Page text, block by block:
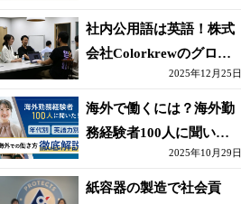
社内公用語は英語！株式
会社Colorkrewのグロー
バルかつ若手が輝く環境
2025年12月25日
海外で働くには？海外勤
務経験者100人に聞いた
おすすめ職種｜英語話せ
ないOK求人はある？
2025年10月29日
紙容器の製造で社会貢